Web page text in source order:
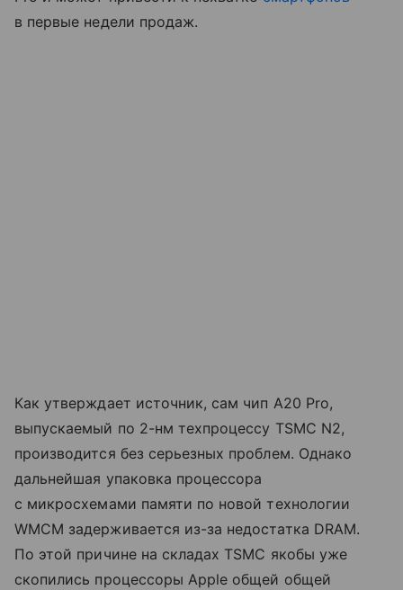
в первые недели продаж.
Как утверждает источник, сам чип A20 Pro,
выпускаемый по 2-нм техпроцессу TSMC N2,
производится без серьезных проблем. Однако
дальнейшая упаковка процессора
с микросхемами памяти по новой технологии
WMCM задерживается из-за недостатка DRAM.
По этой причине на складах TSMC якобы уже
скопились процессоры Apple общей общей